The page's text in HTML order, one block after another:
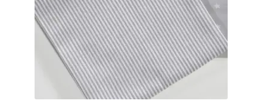
Σενίλ
Ταφτάς (ταυτάς)
Ταφτάς μεταξωτός